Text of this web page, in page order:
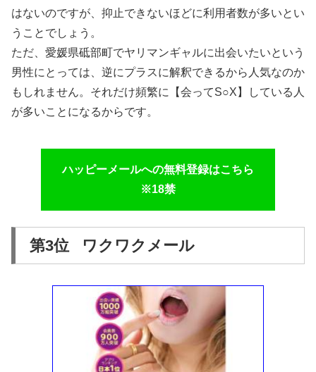
はないのですが、抑止できないほどに利用者数が多いとい
うことでしょう。
ただ、愛媛県砥部町でヤリマンギャルに出会いたいという
男性にとっては、逆にプラスに解釈できるから人気なのか
もしれません。それだけ頻繁に【会ってS○X】している人
が多いことになるからです。
ハッピーメールへの無料登録はこちら
※18禁
第3位 ワクワクメール